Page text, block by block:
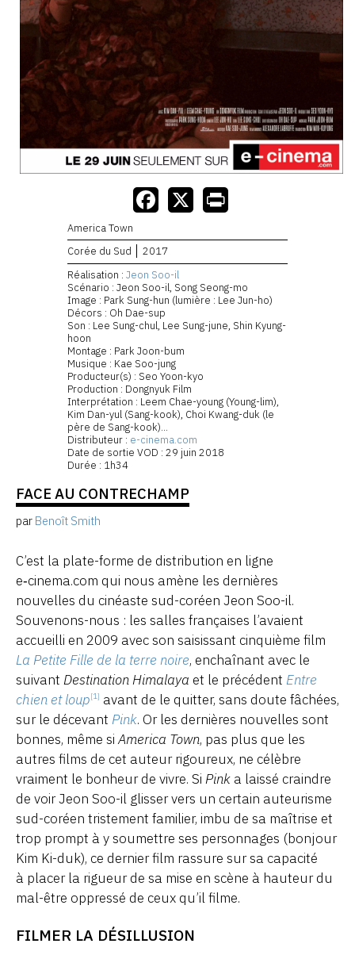
America Town
Corée du Sud
2017
Réalisation : Jeon Soo-il
Scénario : Jeon Soo-il, Song Seong-mo
Image : Park Sung-hun (lumière : Lee Jun-ho)
Décors : Oh Dae-sup
Son : Lee Sung-chul, Lee Sung-june, Shin Kyung-
hoon
Montage : Park Joon-bum
Musique : Kae Soo-jung
Producteur(s) : Seo Yoon-kyo
Production : Dongnyuk Film
Interprétation : Leem Chae-young (Young-lim),
Kim Dan-yul (Sang-kook), Choi Kwang-duk (le
père de Sang-kook)...
Distributeur : e-cinema.com
Date de sortie VOD : 29 juin 2018
Durée : 1h34
FACE AU CONTRECHAMP
par Benoît Smith
C’est la plate-forme de distribution en ligne
e‑cinema.com qui nous amène les dernières
nouvelles du cinéaste sud-coréen Jeon Soo-il.
Souvenons-nous : les salles françaises l’avaient
accueilli en 2009 avec son saisissant cinquième film
La Petite Fille de la terre noire, enchaînant avec le
suivant Destination Himalaya et le précédent Entre
chien et loup[1] avant de le quitter, sans doute fâchées,
sur le décevant Pink. Or les dernières nouvelles sont
bonnes, même siAmerica Town, pas plus que les
autres films de cet auteur rigoureux, ne célèbre
vraiment le bonheur de vivre. Si Pink a laissé craindre
de voir Jeon Soo-il glisser vers un certain auteurisme
sud-coréen tristement familier, imbu de sa maîtrise et
trop prompt à y soumettre ses personnages (bonjour
Kim Ki-duk), ce dernier film rassure sur sa capacité
à placer la rigueur de sa mise en scène à hauteur du
mal-être oppressé de ceux qu’il filme.
FILMER LA DÉSILLUSION